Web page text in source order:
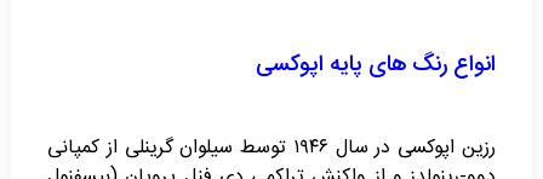
انواع رنگ های پایه اپوکسی
رزین اپوکسی در سال ۱۹۴۶ توسط سیلوان گرینلی از کمپانی